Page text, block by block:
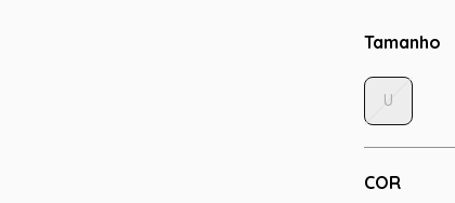
Tamanho
COR
U